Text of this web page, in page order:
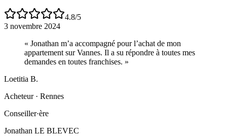
4.8/5
3 novembre 2024
« Jonathan m’a accompagné pour l’achat de mon
appartement sur Vannes. Il a su répondre à toutes mes
demandes en toutes franchises. »
Loetitia B.
Acheteur· Rennes
Conseiller·ère
Jonathan LE BLEVEC